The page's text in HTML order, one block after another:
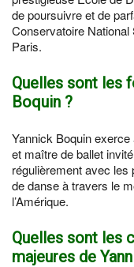
de poursuivre et de
Conservatoire
Paris.
Quelles sont les
Boquin ?
Yannick Boquin exerce
et maître de ballet
régulièrement avec
de danse à travers le
l’Amérique.
Quelles sont les
majeures de